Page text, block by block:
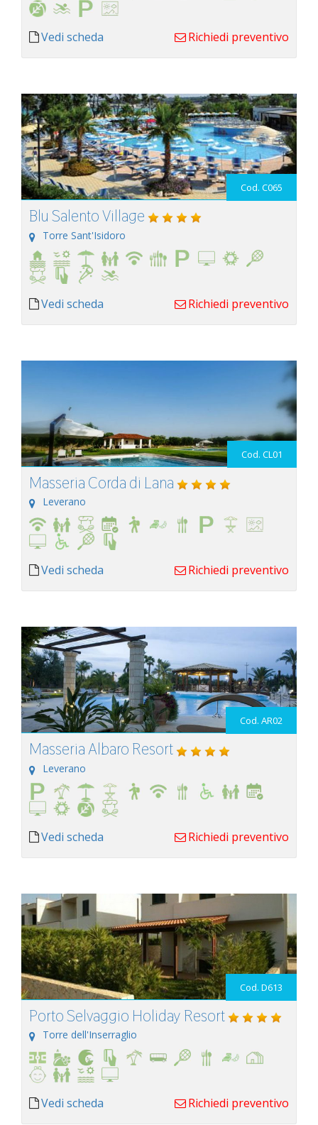
Vedi scheda Richiedi preventivo
Cod. C065
Blu Salento Village
Torre Sant'Isidoro
Vedi scheda Richiedi preventivo
Cod. CL01
Masseria Corda di Lana
Leverano
Vedi scheda Richiedi preventivo
Cod. AR02
Masseria Albaro Resort
Leverano
Vedi scheda Richiedi preventivo
Cod. D613
Porto Selvaggio Holiday Resort
Torre dell'Inserraglio
Vedi scheda Richiedi preventivo